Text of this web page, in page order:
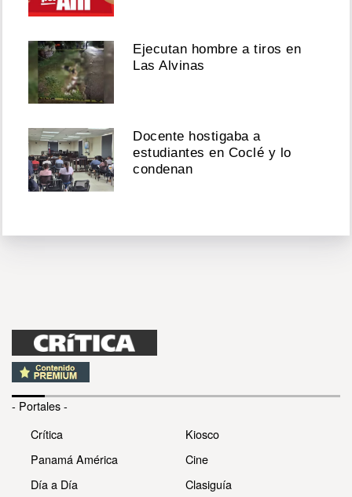
Ejecutan hombre a tiros en
Las Alvinas
Docente hostigaba a
estudiantes en Coclé y lo
condenan
- Portales -
Crítica
Panamá América
Día a Día
Kiosco
Cine
Clasiguía